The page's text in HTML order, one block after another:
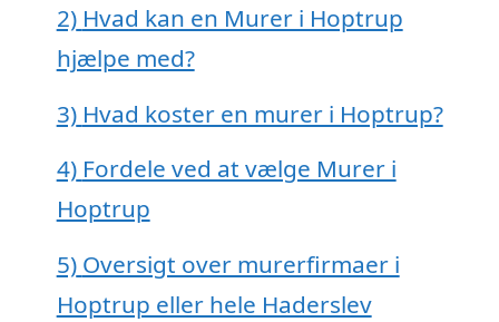
2) Hvad kan en Murer i Hoptrup
hjælpe med?
3) Hvad koster en murer i Hoptrup?
4) Fordele ved at vælge Murer i
Hoptrup
5) Oversigt over murerfirmaer i
Hoptrup eller hele Haderslev